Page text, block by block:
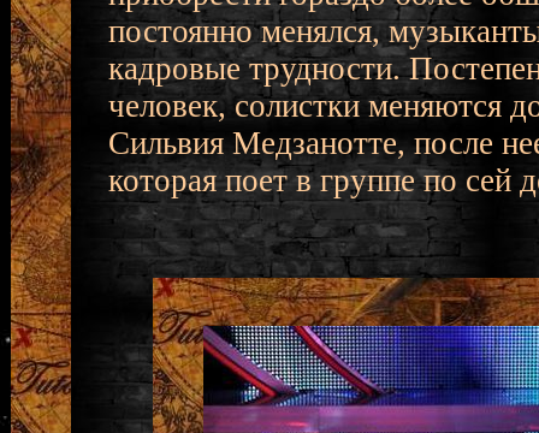
постоянно менялся,
кадровые трудности.
человек, солистки меняются
Сильвия Медзанотте, после
которая поет в группе по сей